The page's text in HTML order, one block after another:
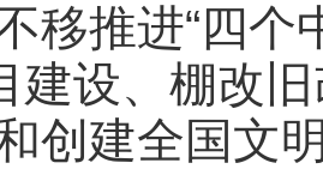
移推进“四
建设、棚改
创建全国文